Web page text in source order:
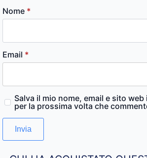
Nome *
Email *
Salva il mio nome, email e sito
per la prossima volta che